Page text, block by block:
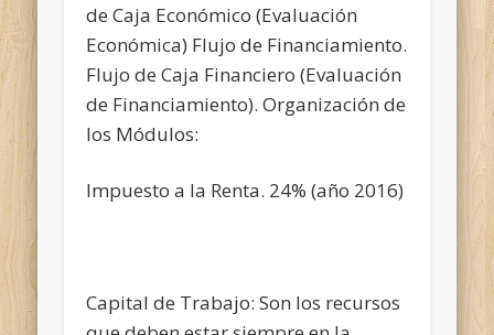
de Caja Económico (Evaluación
Económica) Flujo de Financiamiento.
Flujo de Caja Financiero (Evaluación
de Financiamiento). Organización de
los Módulos:
Impuesto a la Renta. 24% (año 2016)
Capital de Trabajo: Son los recursos